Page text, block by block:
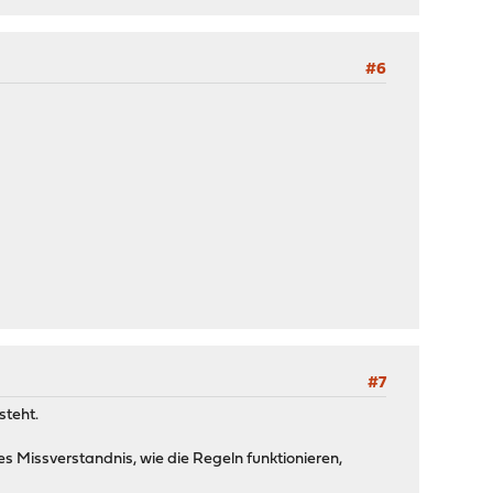
#6
#7
Missverstandnis, wie die Regeln funktionieren,